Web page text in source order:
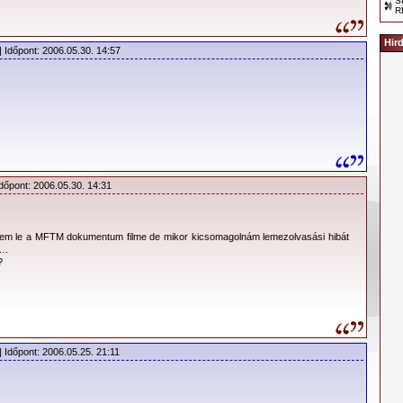
valamint a hangszereléssel kapcsolatos munkákban. A
szerette ennyire a stúdiózást, amiért nem is hibáztatom őket,
is tud lenni.
nem messze fekvő Guillame Tell (Tell Vilmos) stúdióban
moziként üzemelő épület nagytermének remek akusztikája
pedig már az észak-dániai Puk stúdióban végeztük. A
repültem, hogy beköszönjek, és megnézzem, mindenki
Emlékszem, amikor kiléptem a stúdió épületéből, úgy
hatalmas tehertől szabadultam volna meg, hiszen nem kellett
az elkövetkezendő 6 hónapra. Senkit nem szeretnék semmivel
csak megváltozott a stúdióbeli munkamódszerünk. Én
vagyok, mint producer, és ez a kezdetektől fogva így volt.
jelentett ez a lemez. A dalszerkezet és a hangszerelés sokat
feszegettek. Kislemezre a Strangelove, a Never Let Me
The Wheel került. Tim Simenon, az 1997-ben megjelent Ultra
összes korábbi lemezénél jobban „egyensúlyoz” az elvont és a
sem lett nagy siker, bár mostanra a Never Let Me Down
élő fellépéseinek „programdala”. A lemez megjelenését az addigi
koncertkörút követte. Ennek eredményeképpen igazi súlyuk lett
a vasfüggöny országaiban, és nagy befogadó képességű
Időpont: 2006.05.30. 14:57
2006.05.30. 14:31
le a MFTM dokumentum filme de mikor kicsomagolnám lemezolvasási hibát
Időpont: 2006.05.25. 21:11